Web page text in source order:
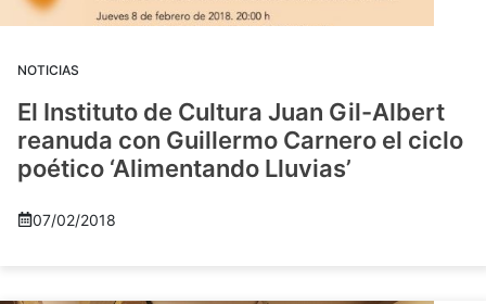
NOTICIAS
El Instituto de Cultura Juan Gil-Albert
reanuda con Guillermo Carnero el ciclo
poético ‘Alimentando Lluvias’
07/02/2018